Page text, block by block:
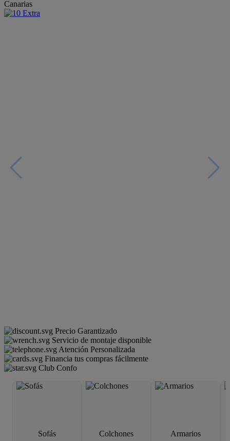
Canarias
Precio Garantizado
Servicio de montaje disponible
Atención Personalizada
Financia tus compras fácilmente
Club Confo
Sofás Colchones Armarios